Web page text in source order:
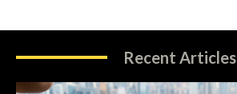
Recent Articles